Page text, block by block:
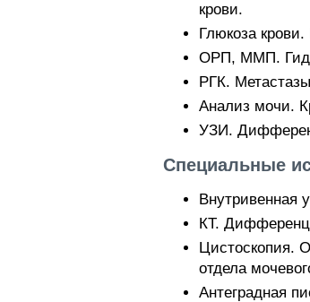
крови.
Глюкоза
ОРП, ММП.
РГК.
Анализ мочи.
УЗИ.
Специальные
Внутривенная
КТ.
Цистоскопия.
отдела
Антеградная